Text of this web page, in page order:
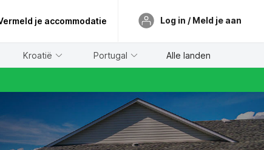
je accommodatie Log in / Meld je aan
Kroatië Portugal Alle landen